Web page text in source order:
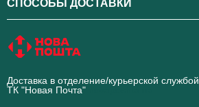
СПОСОБЫ ДОСТАВКИ
Доставка в отделение/курьерской службой
ТК "Новая Почта"